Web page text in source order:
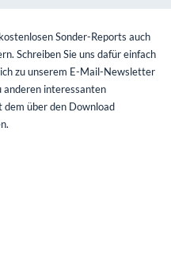
Sonder-Reports auch
Schreiben Sie uns dafür einfach
zu unserem E-Mail-Newsletter
anderen interessanten
dem über den Download